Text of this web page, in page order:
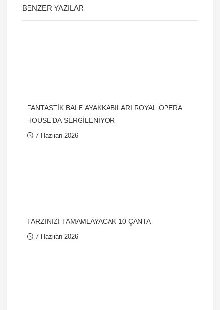
BENZER YAZILAR
FANTASTİK BALE AYAKKABILARI ROYAL OPERA
HOUSE’DA SERGİLENİYOR
7 Haziran 2026
TARZINIZI TAMAMLAYACAK 10 ÇANTA
7 Haziran 2026